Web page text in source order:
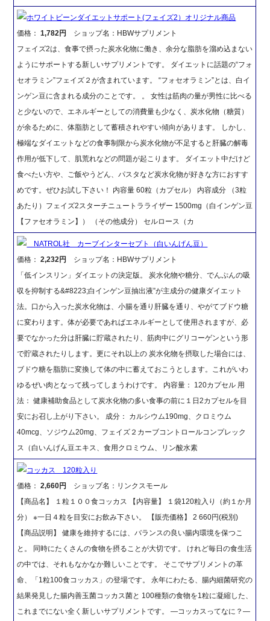
ホワイトビーンダイエットサポート(フェイズ2）オリジナル商品
価格：1,782円
ショップ名：HBWサプリメント
フェイズ2は、食事で摂った炭水化物に働き、余分な脂肪を溜め込まない
ようにサポートする新しいサプリメントです。 ダイエットに話題の“フォ
セオラミン”フェイズ２が含まれています。 “フォセオラミン”とは、白イ
ンゲン豆に含まれる成分のことです。 。 女性は筋肉の量が男性に比べる
と少ないので、エネルギーとしての消費量も少なく、炭水化物（糖質）
が余るために、体脂肪として蓄積されやすい傾向があります。 しかし、
極端なダイエットなどの食事制限から炭水化物が不足すると肝臓の解毒
作用が低下して、肌荒れなどの問題が起こります。 ダイエット中だけど
食べたい方や、ご飯やうどん、パスタなど炭水化物が好きな方におすす
めです。ぜひお試し下さい！ 内容量 60粒（カプセル） 内容成分 （3粒
あたり）フェイズ2スターチニュートラライザー 1500mg（白インゲン豆
【ファセオラミン】） （その他成分） セルロース（カ
NATROL社 カーブインターセプト（白いんげん豆）
価格：2,232円
ショップ名：HBWサプリメント
「低インスリン」ダイエットの決定版。 炭水化物や糖分、でんぷんの吸
収を抑制する&#8223;白インゲン豆抽出液”が主成分の健康ダイエット
法。口から入った炭水化物は、小腸を通り肝臓を通り、やがてブドウ糖
に変わります。体が必要であればエネルギーとして使用されますが、必
要でなかった分は肝臓に貯蔵されたり、筋肉中にグリコーゲンという形
で貯蔵されたりします。更にそれ以上の 炭水化物を摂取した場合には、
ブドウ糖を脂肪に変換して体の中に蓄えておこうとします。これがいわ
ゆるぜい肉となって残ってしまうわけです。 内容量： 120カプセル 用
法： 健康補助食品として炭水化物の多い食事の前に１日2カプセルを目
安にお召し上がり下さい。 成分： カルシウム190mg、クロミウム
40mcg、ソジウム20mg、フェイズ２カーブコントロールコンプレック
ス（白いんげん豆エキス、食用クロミウム、リン酸水素
コッカス 120粒入り
価格：2,660円
ショップ名：リンクスモール
【商品名】 １粒１００食コッカス 【内容量】 １袋120粒入り（約１か月
分） ※一日４粒を目安にお飲み下さい。 【販売価格】 2 660円(税別)
【商品説明】 健康を維持するには、バランスの良い腸内環境を保つこ
と。 同時にたくさんの食物を摂ることが大切です。 けれど毎日の食生活
の中では、それもなかなか難しいことです。 そこでサプリメントの革
命、「1粒100食コッカス」の登場です。 永年にわたる、腸内細菌研究の
結果発見した腸内善玉菌コッカス菌と 100種類の食物を1粒に凝縮した、
これまでにない全く新しいサプリメントです。 ―コッカスってなに？―